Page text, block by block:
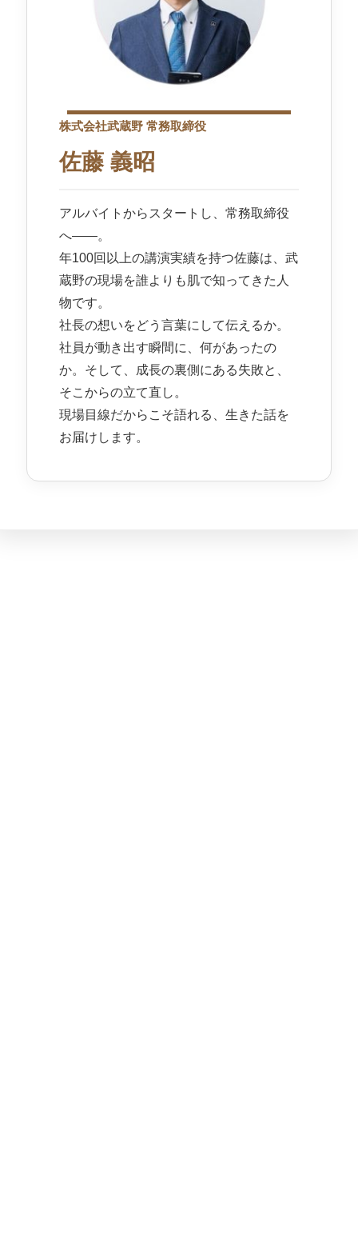
株式会社武蔵野 常務取締役
佐藤 義昭
アルバイトからスタートし、常務取締役
へ――。
年100回以上の講演実績を持つ佐藤は、武
蔵野の現場を誰よりも肌で知ってきた人
物です。
社長の想いをどう言葉にして伝えるか。
社員が動き出す瞬間に、何があったの
か。そして、成長の裏側にある失敗と、
そこからの立て直し。
現場目線だからこそ語れる、生きた話を
お届けします。